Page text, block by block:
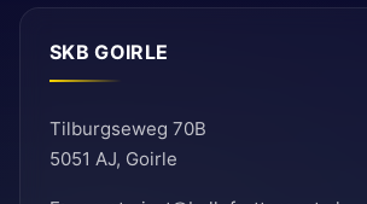
SKB GOIRLE
Tilburgseweg 70B
5051 AJ, Goirle